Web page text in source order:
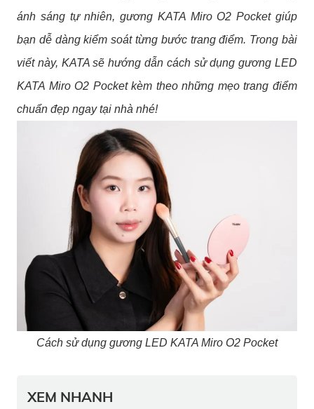
ánh sáng tự nhiên, gương KATA Miro O2 Pocket giúp
bạn dễ dàng kiểm soát từng bước trang điểm. Trong bài
viết này, KATA sẽ hướng dẫn cách sử dụng gương LED
KATA Miro O2 Pocket kèm theo những mẹo trang điểm
chuẩn đẹp ngay tại nhà nhé!
Cách sử dụng gương LED KATA Miro O2 Pocket
XEM NHANH